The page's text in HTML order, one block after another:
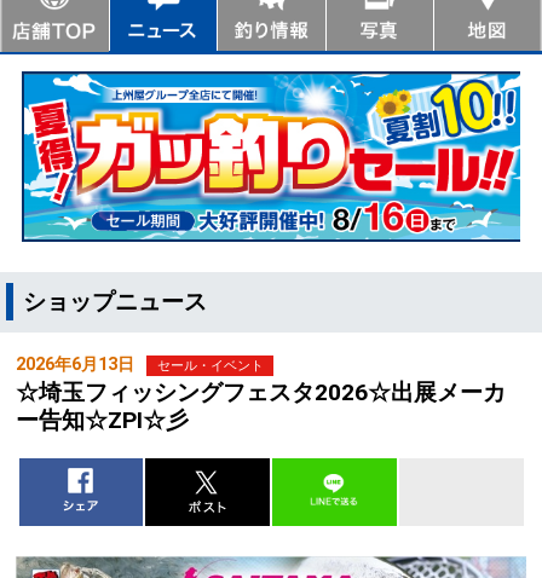
ショップニュース
2026年6月13日 セール・イベント
☆埼玉フィッシングフェスタ2026☆出展メーカ
ー告知☆ZPI☆彡